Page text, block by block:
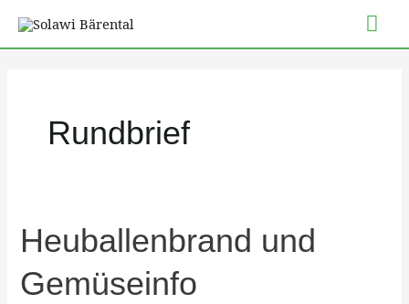
Inhalt
Rundbrief
Heuballenbrand und
Gemüseinfo
Heuballenbrand
und
Gemüseinfo